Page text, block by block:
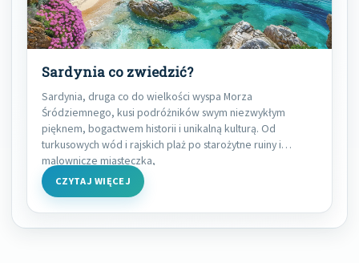
Sardynia co zwiedzić?
Sardynia, druga co do wielkości wyspa Morza
Śródziemnego, kusi podróżników swym niezwykłym
pięknem, bogactwem historii i unikalną kulturą. Od
turkusowych wód i rajskich plaż po starożytne ruiny i
malownicze miasteczka,
CZYTAJ WIĘCEJ